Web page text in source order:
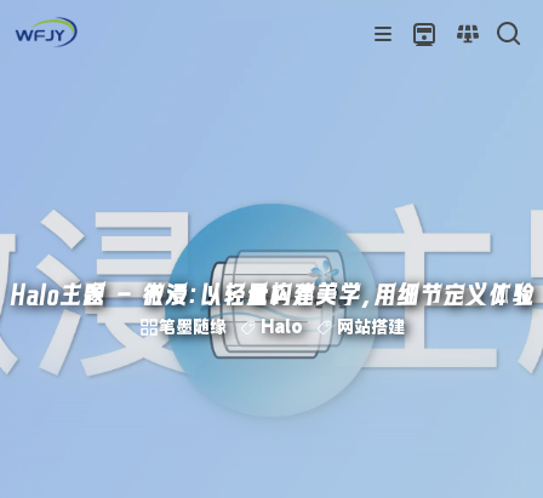
Halo主题 - 微浸：以轻量构建美学，用细节定义体验
笔墨随缘 Halo 网站搭建